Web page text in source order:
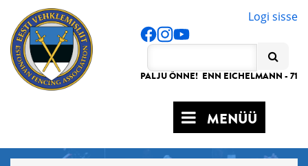
Logi sisse
PALJU ÕNNE! ENN EICHELMANN - 71
MENÜÜ